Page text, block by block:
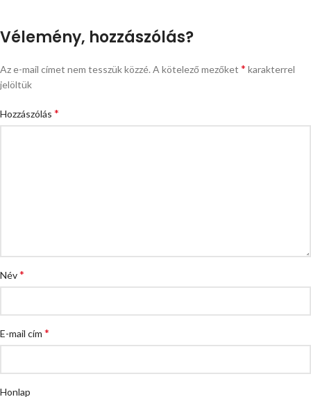
Vélemény, hozzászólás?
Az e-mail címet nem tesszük közzé.A kötelező mezőket * karakterrel
jelöltük
Hozzászólás *
Név*
E-mail cím *
Honlap